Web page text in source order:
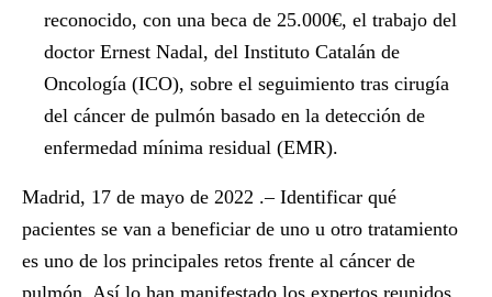
reconocido, con una beca de 25.000€, el trabajo del
doctor Ernest Nadal, del Instituto Catalán de
Oncología (ICO), sobre el seguimiento tras cirugía
del cáncer de pulmón basado en la detección de
enfermedad mínima residual (EMR).
Madrid, 17 de mayo de 2022 .–Identificar qué
pacientes se van a beneficiar de uno u otro tratamiento
es uno de los principales retos frente al cáncer de
pulmón. Así lo han manifestado los expertos reunidos